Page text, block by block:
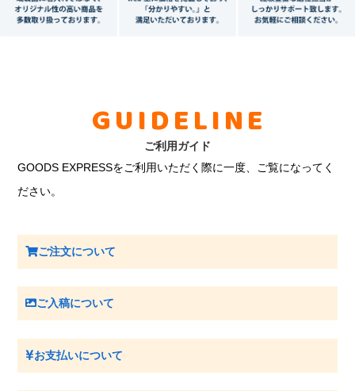
GUIDELINE
ご利用ガイド
GOODS EXPRESSをご利用いただく際に一度、ご覧になってく
ださい。
ご注文について
ご入稿について
お支払いについて